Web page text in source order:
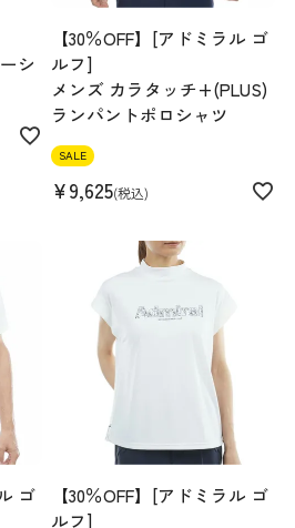
シ
【30％OFF】[アドミラル ゴ
ルフ]
メンズ カラタッチ+(PLUS)
ランパントポロシャツ
SALE
¥9,625 税込
ゴ
【30％OFF】[アドミラル ゴ
ルフ]